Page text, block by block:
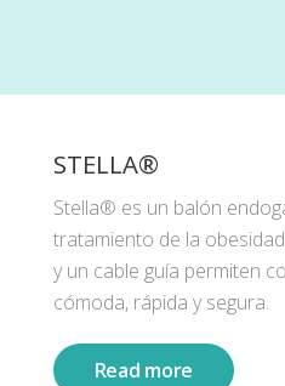
STELLA®
Stella® es un balón
tratamiento de la
y un cable guía permiten
cómoda, rápida y segura.
Read more